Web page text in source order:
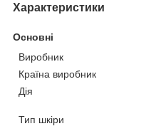
Характеристики
Основні
Виробник
Країна виробник
Дія
Тип шкіри